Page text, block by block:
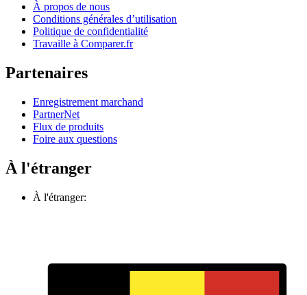
À propos de nous
Conditions générales d’utilisation
Politique de confidentialité
Travaille à Comparer.fr
Partenaires
Enregistrement marchand
PartnerNet
Flux de produits
Foire aux questions
À l'étranger
À l'étranger: